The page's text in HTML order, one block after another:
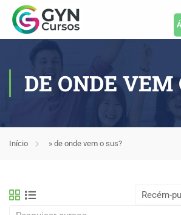
DE ONDE VEM
Início » de onde vem o sus?